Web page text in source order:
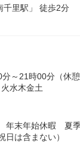
千里駅」 徒歩2分
～21時00分（休憩
水木金土
末年始休暇 夏
日は含まない）